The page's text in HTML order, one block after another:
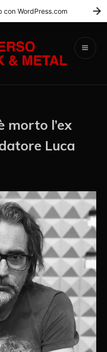
Rock &
Metal
morto l’ex
Luca
con WordPress.com